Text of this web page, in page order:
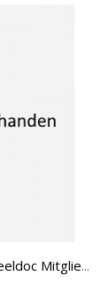
Zusatz Abonnement steeldoc Mitgliedschaft